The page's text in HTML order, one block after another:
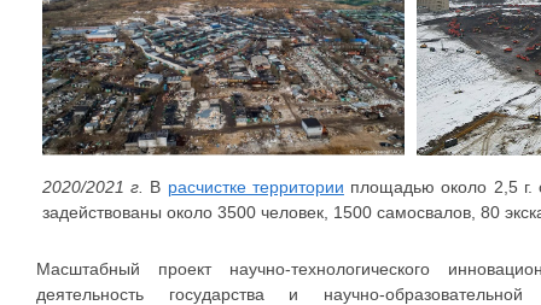
2020/2021 г. В расчистке территории площадью около 2,5 г.
задействованы около 3500 человек, 1500 самосвалов, 80
Масштабный проект научно-технологического
деятельность государства и научно-